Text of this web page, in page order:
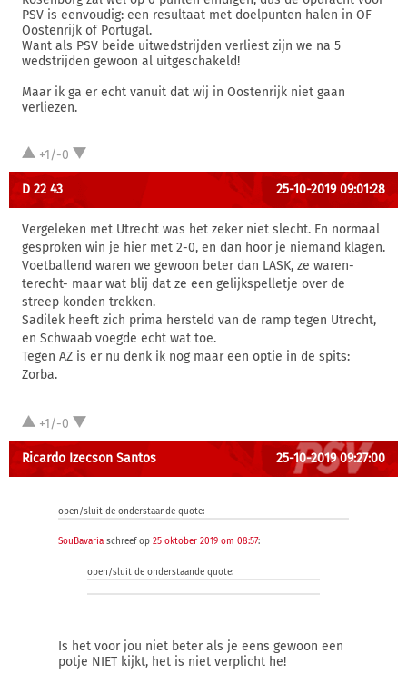
PSV is eenvoudig: een resultaat met doelpunten halen in OF
Oostenrijk of Portugal.
Want als PSV beide uitwedstrijden verliest zijn we na 5
wedstrijden gewoon al uitgeschakeld!
Maar ik ga er echt vanuit dat wij in Oostenrijk niet gaan
verliezen.
+1/-0
D 22 43 25-10-2019 09:01:28
Vergeleken met Utrecht was het zeker niet slecht. En normaal
gesproken win je hier met 2-0, en dan hoor je niemand klagen.
Voetballend waren we gewoon beter dan LASK, ze waren-
terecht- maar wat blij dat ze een gelijkspelletje over de
streep konden trekken.
Sadilek heeft zich prima hersteld van de ramp tegen Utrecht,
en Schwaab voegde echt wat toe.
Tegen AZ is er nu denk ik nog maar een optie in de spits:
Zorba.
+1/-0
Ricardo Izecson Santos 25-10-2019 09:27:00
open/sluit de onderstaande quote:
SouBavaria schreef op 25 oktober 2019 om 08:57:
open/sluit de onderstaande quote:
Is het voor jou niet beter als je eens gewoon een
potje NIET kijkt, het is niet verplicht he!